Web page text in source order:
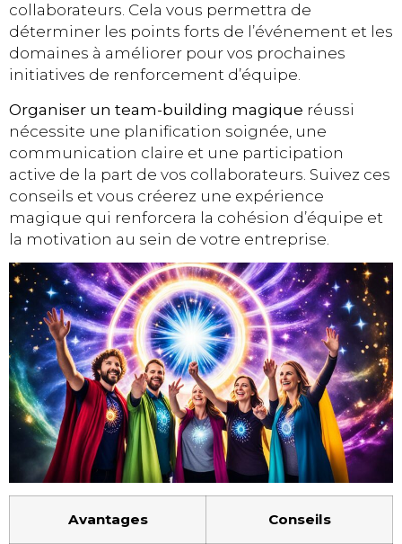
collaborateurs. Cela vous permettra de
déterminer les points forts de l’événement et les
domaines à améliorer pour vos prochaines
initiatives de renforcement d’équipe.
Organiser un team-building magique réussi
nécessite une planification soignée, une
communication claire et une participation
active de la part de vos collaborateurs. Suivez ces
conseils et vous créerez une expérience
magique qui renforcera la cohésion d’équipe et
la motivation au sein de votre entreprise.
Avantages Conseils